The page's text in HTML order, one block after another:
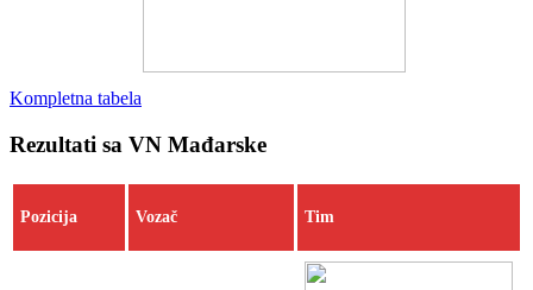
Kompletna tabela
Rezultati sa VN Mađarske
Pozicija Vozač Tim